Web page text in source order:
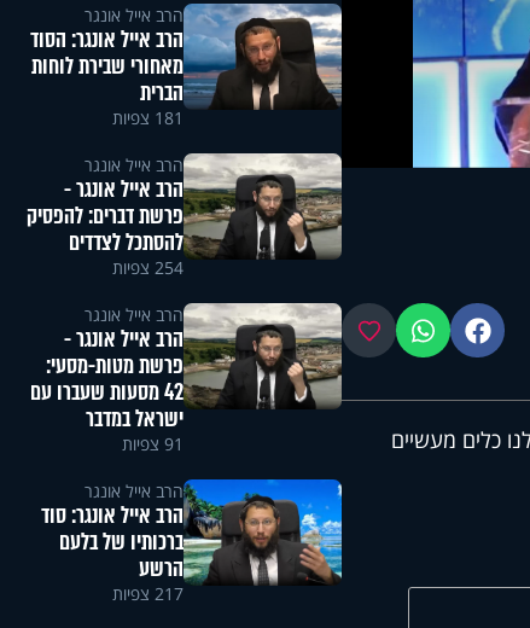
פייסבוקווטסאפ מועדפים
כלים מעשיים
הרב אייל אונגר
הרב אייל אונגר: הסוד
מאחורי שבירת לוחות
הברית
181 צפיות
הרב אייל אונגר
הרב אייל אונגר -
פרשת דברים: להפסיק
להסתכל לצדדים
254 צפיות
הרב אייל אונגר
הרב אייל אונגר -
פרשת מטות-מסעי:
42 מסעות שעברו עם
ישראל במדבר
91 צפיות
הרב אייל אונגר
הרב אייל אונגר: סוד
ברכותיו של בלעם
הרשע
217 צפיות